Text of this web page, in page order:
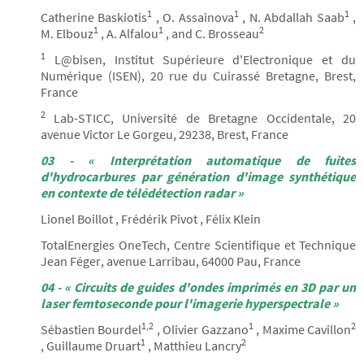
Catherine Baskiotis1 , O. Assainova1, N. Abdallah Saab1,
M. Elbouz1 , A. Alfalou1 , and C. Brosseau2
1
L@bisen, Institut Supérieure d'Electronique et du
Numérique (ISEN), 20 rue du Cuirassé Bretagne, Brest,
France
2 Lab-STICC, Université de Bretagne Occidentale, 20
avenue Victor Le Gorgeu, 29238, Brest, France
03 - « Interprétation automatique de fuites
d'hydrocarbures par génération d'image synthétique
en contexte de télédétection radar »
Lionel Boillot , Frédérik Pivot , Félix Klein
TotalEnergies OneTech, Centre Scientifique et Technique
Jean Féger, avenue Larribau, 64000 Pau, France
04 - « Circuits de guides d'ondes imprimés en 3D par un
laser femtoseconde pour l'imagerie hyperspectrale »
Sébastien Bourdel1,2 , Olivier Gazzano1, Maxime Cavillon2
, Guillaume Druart1 , Matthieu Lancry2